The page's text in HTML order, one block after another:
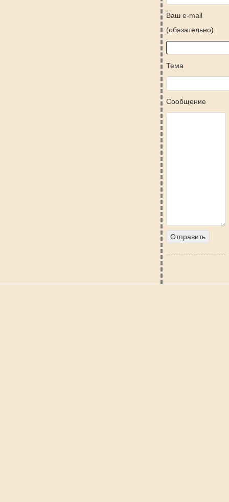
Ваш e-mail
(обязательно)
Тема
Сообщение